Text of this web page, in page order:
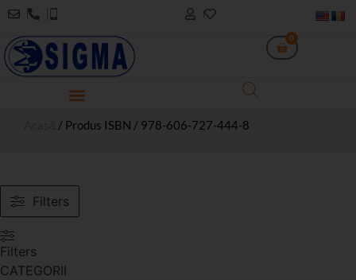
0
/ Produs ISBN / 978-606-727-444-8
Filters
Filters
CATEGORII